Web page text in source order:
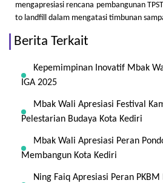
mengapresiasi rencana pembangunan
to landfill dalam mengatasi timbunan
Berita Terkait
Kepemimpinan Inovatif Mbak
IGA 2025
Mbak Wali Apresiasi Festival
Pelestarian Budaya Kota Kediri
Mbak Wali Apresiasi Peran
Membangun Kota Kediri
Ning Faiq Apresiasi Peran